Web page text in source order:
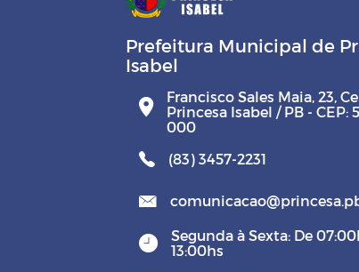
Prefeitura Municipal de
Isabel
Francisco Sales Maia, 23,
Princesa Isabel / PB - CEP:
000
(83) 3457-2231
Segunda à Sexta: De
13:00hs